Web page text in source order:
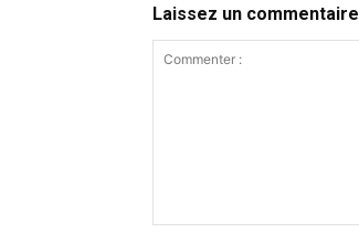
Laissez un commentaire